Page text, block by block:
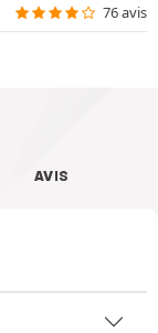
76 avis
AVIS